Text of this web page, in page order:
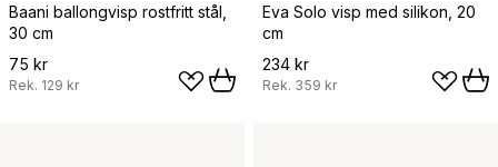
Baani ballongvisp rostfritt stål,
30 cm
75 kr
Rek. 129 kr
Eva Solo visp med silikon, 20
cm
234 kr
Rek. 359 kr